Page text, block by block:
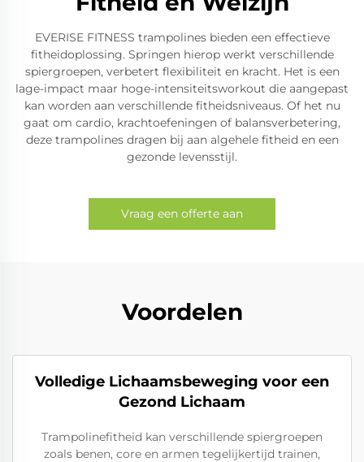
EVERISE FITNESS trampolines bieden een effectieve
fitheidoplossing. Springen hierop werkt verschillende
spiergroepen, verbetert flexibiliteit en kracht. Het is een
lage-impact maar hoge-intensiteitsworkout die aangepast
kan worden aan verschillende fitheidsniveaus. Of het nu
gaat om cardio, krachtoefeningen of balansverbetering,
deze trampolines dragen bij aan algehele fitheid en een
gezonde levensstijl.
Vraag een offerte aan
Voordelen
Volledige Lichaamsbeweging voor een
Gezond Lichaam
Trampolinefitheid kan verschillende spiergroepen
zoals benen, core en armen tegelijkertijd trainen,